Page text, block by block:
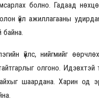
болно. Гадаад
үйл ажиллагааны
байна.
үйлс, нийгмийг
олгоно. Идэвхтэй
шаардана. Харин од